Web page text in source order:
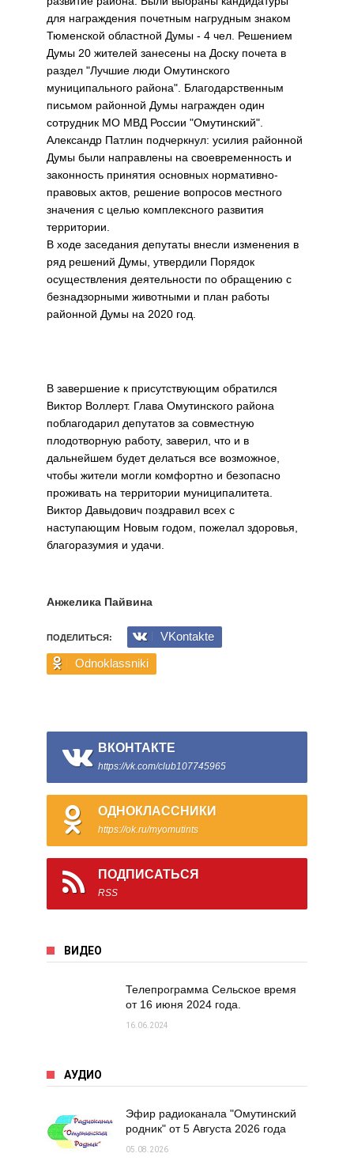
для награждения почетным нагрудным знаком
Тюменской областной Думы - 4 чел. Решением
Думы 20 жителей занесены на Доску почета в
раздел "Лучшие люди Омутинского
муниципального района". Благодарственным
письмом районной Думы награжден один
сотрудник МО МВД России "Омутинский".
Александр Патлин подчеркнул: усилия районной
Думы были направлены на своевременность и
законность принятия основных нормативно-
правовых актов, решение вопросов местного
значения с целью комплексного развития
территории.
В ходе заседания депутаты внесли изменения в
ряд решений Думы, утвердили Порядок
осуществления деятельности по обращению с
безнадзорными животными и план работы
районной Думы на 2020 год.
В завершение к присутствующим обратился
Виктор Воллерт. Глава Омутинского района
поблагодарил депутатов за совместную
плодотворную работу, заверил, что и в
дальнейшем будет делаться все возможное,
чтобы жители могли комфортно и безопасно
проживать на территории муниципалитета.
Виктор Давыдович поздравил всех с
наступающим Новым годом, пожелал здоровья,
благоразумия и удачи.
Анжелика Пайвина
ПОДЕЛИТЬСЯ:
VKontakte
Odnoklassniki
ВКОНТАКТЕ
https://vk.com/club107745965
ОДНОКЛАССНИКИ
https://ok.ru/myomutints
ПОДПИСАТЬСЯ
RSS
ВИДЕО
Телепрограмма Сельское время
от 16 июня 2024 года.
16.06.2024
АУДИО
Эфир радиоканала "Омутинский
родник" от 5 Августа 2026 года
05.08.2026